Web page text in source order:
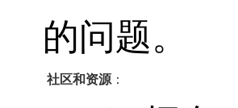
的问题。
社区和资源：